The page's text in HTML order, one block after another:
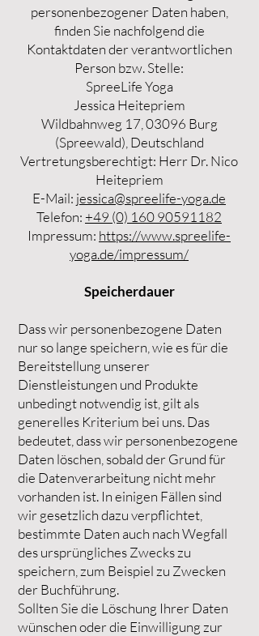
personenbezogener Daten haben,
finden Sie nachfolgend die
Kontaktdaten der verantwortlichen
Person bzw. Stelle:
SpreeLife Yoga
Jessica Heitepriem
Wildbahnweg 17, 03096 Burg
(Spreewald), Deutschland
Vertretungsberechtigt: Herr Dr. Nico
Heitepriem
E-Mail: jessica@spreelife-yoga.de
Telefon: +49 (0) 160 90591182
Impressum: https://www.spreelife-
yoga.de/impressum/
Speicherdauer
Dass wir personenbezogene Daten
nur so lange speichern, wie es für die
Bereitstellung unserer
Dienstleistungen und Produkte
unbedingt notwendig ist, gilt als
generelles Kriterium bei uns. Das
bedeutet, dass wir personenbezogene
Daten löschen, sobald der Grund für
die Datenverarbeitung nicht mehr
vorhanden ist. In einigen Fällen sind
wir gesetzlich dazu verpflichtet,
bestimmte Daten auch nach Wegfall
des ursprüngliches Zwecks zu
speichern, zum Beispiel zu Zwecken
der Buchführung.
Sollten Sie die Löschung Ihrer Daten
wünschen oder die Einwilligung zur